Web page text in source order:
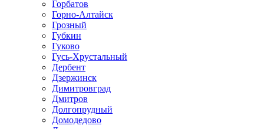
Горбатов
Горно-Алтайск
Грозный
Губкин
Гуково
Гусь-Хрустальный
Дербент
Дзержинск
Димитровград
Дмитров
Долгопрудный
Домодедово